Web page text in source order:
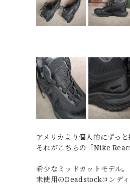
アメリカより個人的にずっ
それがこちらの「Nike
希少なミッドカットモデル。
未使用のDeadstockコンディ